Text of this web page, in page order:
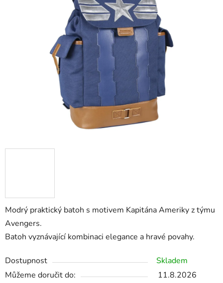
Modrý praktický batoh s motivem Kapitána Ameriky z týmu
Avengers.
Batoh vyznávající kombinaci elegance a hravé povahy.
Dostupnost
Skladem
Můžeme doručit do:
11.8.2026